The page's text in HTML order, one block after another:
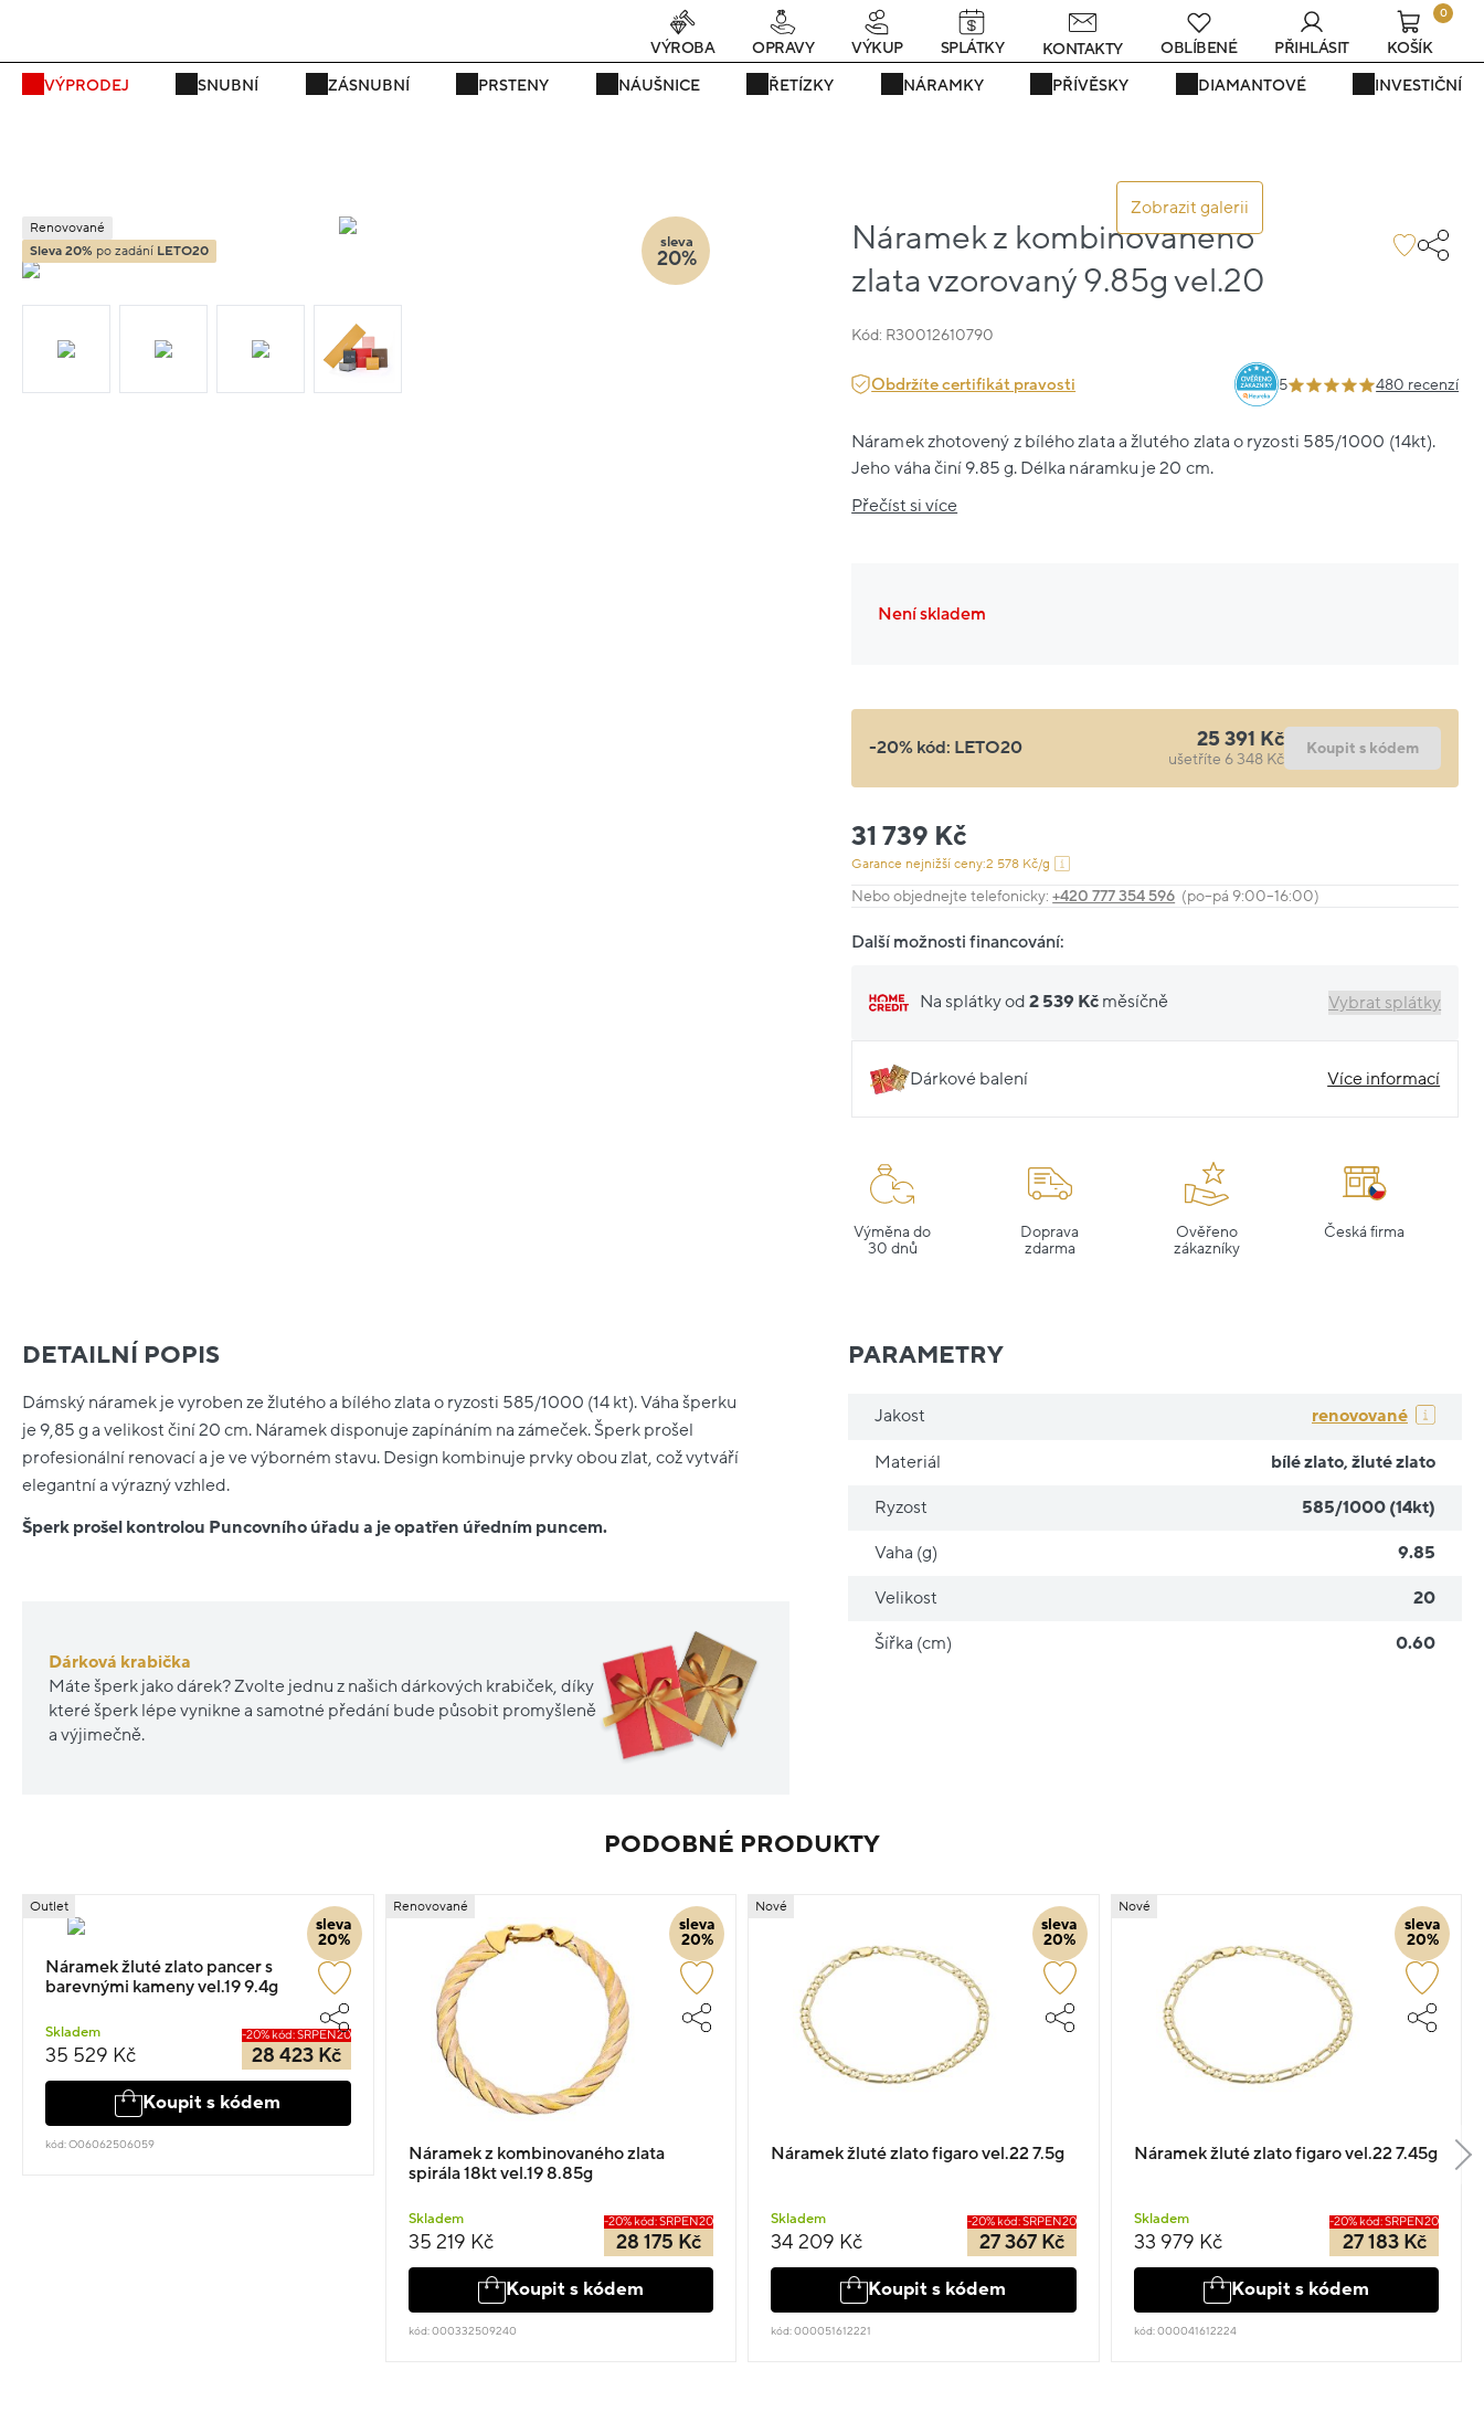
Právě teď! - 20 % na vše! Kód: SRPEN20 25 dní : 6h : 06m : 56s
VÝPRODEJ SNUBNÍ ZÁSNUBNÍ PRSTENY NÁUŠNICE ŘETÍZKY NÁRAMKY PŘÍVĚSKY DIAMANTOVÉ INVESTIČNÍ
VÝROBA OPRAVY VÝKUP SPLÁTKY KONTAKTY OBLÍBENÉ PŘIHLÁSIT
0
KOŠÍK
Zobrazit galerii
Náramek z kombinovaného
zlata vzorovaný 9.85g vel.20
Kód: R30012610790
Renovované
Sleva 20% po zadání LETO20
sleva
20%
Obdržíte certifikát pravosti 5 480 recenzí
Náramek zhotovený z bílého zlata a žlutého zlata o ryzosti 585/1000 (14kt).
Jeho váha činí 9.85 g. Délka náramku je 20 cm.
Přečíst si více
Není skladem
-20% kód: LETO20 25 391 Kč
ušetříte 6 348 Kč
Koupit s kódem
31 739 Kč
Garance nejnižší ceny:2 578 Kč/g
Nebo objednejte telefonicky:+420 777 354 596 (po–pá 9:00–16:00)
Další možnosti financování:
Na splátky od2 539 Kč měsíčně Vybrat splátky
Dárkové balení Více informací
Výměna do
30 dnů
Doprava
zdarma
Ověřeno
zákazníky
Česká firma
DETAILNÍ POPIS
Dámský náramek je vyroben ze žlutého a bílého zlata o ryzosti 585/1000 (14 kt). Váha šperku
je 9,85 g a velikost činí 20 cm. Náramek disponuje zapínáním na zámeček. Šperk prošel
profesionální renovací a je ve výborném stavu. Design kombinuje prvky obou zlat, což vytváří
elegantní a výrazný vzhled.
Šperk prošel kontrolou Puncovního úřadu a je opatřen úředním puncem.
Dárková krabička
Máte šperk jako dárek? Zvolte jednu z našich dárkových krabiček, díky
které šperk lépe vynikne a samotné předání bude působit promyšleně
a výjimečně.
PARAMETRY
Jakost renovované
Materiál bílé zlato, žluté zlato
Ryzost 585/1000 (14kt)
Vaha (g) 9.85
Velikost 20
Šířka (cm) 0.60
PODOBNÉ PRODUKTY
sleva
20%
Outlet
Náramek žluté zlato pancer s
barevnými kameny vel.19 9.4g
Skladem
35 529 Kč
-20% kód: SRPEN20
28 423 Kč
Koupit s kódem
kód: O06062506059
sleva
20%
Renovované
Náramek z kombinovaného zlata
spirála 18kt vel.19 8.85g
Skladem
35 219 Kč
-20% kód: SRPEN20
28 175 Kč
Koupit s kódem
kód: 000332509240
sleva
20%
Nové
Náramek žluté zlato figaro vel.22 7.5g
Skladem
34 209 Kč
-20% kód: SRPEN20
27 367 Kč
Koupit s kódem
kód: 000051612221
sleva
20%
Nové
Náramek žluté zlato figaro vel.22 7.45g
Skladem
33 979 Kč
-20% kód: SRPEN20
27 183 Kč
Koupit s kódem
kód: 000041612224